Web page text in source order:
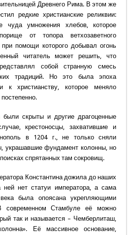
Древнего Рима. В этом же
редкие христианские реликвии:
чуда умножения хлебов, которое
от топора ветхозаветного
помощи которого добывал огонь
читатель может решить, что
собой странную смесь
традиций. Но это была эпоха
к христианству, которое меняло
были скрыты и другие драгоценные
крестоносцы, захватившие и
в 1204 г., не только сняли
украшавшие фундамент колонны, но
спрятанных там сокровищ.
Константина дожила до наших
нет статуи императора, а сама
была опоясана укрепляющими
современном Стамбуле её можно
так и называется – Чемберлиташ,
Её массивное основание,